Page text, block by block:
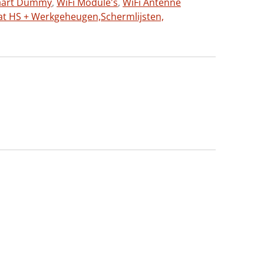
HS + Werkgeheugen,Schermlijsten,